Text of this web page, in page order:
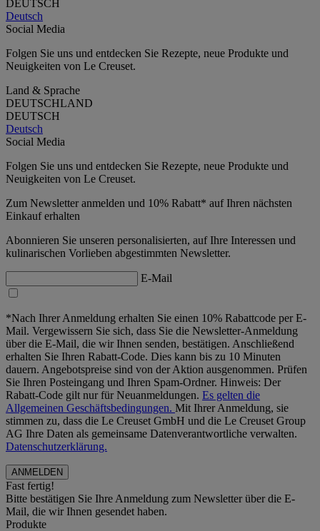
DEUTSCH
Deutsch
Social Media
Folgen Sie uns und entdecken Sie Rezepte, neue Produkte und
Neuigkeiten von Le Creuset.
Land & Sprache
DEUTSCHLAND
DEUTSCH
Deutsch
Social Media
Folgen Sie uns und entdecken Sie Rezepte, neue Produkte und
Neuigkeiten von Le Creuset.
Zum Newsletter anmelden und 10% Rabatt* auf Ihren nächsten
Einkauf erhalten
Abonnieren Sie unseren personalisierten, auf Ihre Interessen und
kulinarischen Vorlieben abgestimmten Newsletter.
E-Mail
*Nach Ihrer Anmeldung erhalten Sie einen 10% Rabattcode per E-
Mail. Vergewissern Sie sich, dass Sie die Newsletter-Anmeldung
über die E-Mail, die wir Ihnen senden, bestätigen. Anschließend
erhalten Sie Ihren Rabatt-Code. Dies kann bis zu 10 Minuten
dauern. Angebotspreise sind von der Aktion ausgenommen. Prüfen
Sie Ihren Posteingang und Ihren Spam-Ordner. Hinweis: Der
Rabatt-Code gilt nur für Neuanmeldungen. Es gelten die
Allgemeinen Geschäftsbedingungen. Mit Ihrer Anmeldung, sie
stimmen zu, dass die Le Creuset GmbH und die Le Creuset Group
AG Ihre Daten als gemeinsame Datenverantwortliche verwalten.
Datenschutzerklärung.
Fast fertig!
Bitte bestätigen Sie Ihre Anmeldung zum Newsletter über die E-
Mail, die wir Ihnen gesendet haben.
Produkte